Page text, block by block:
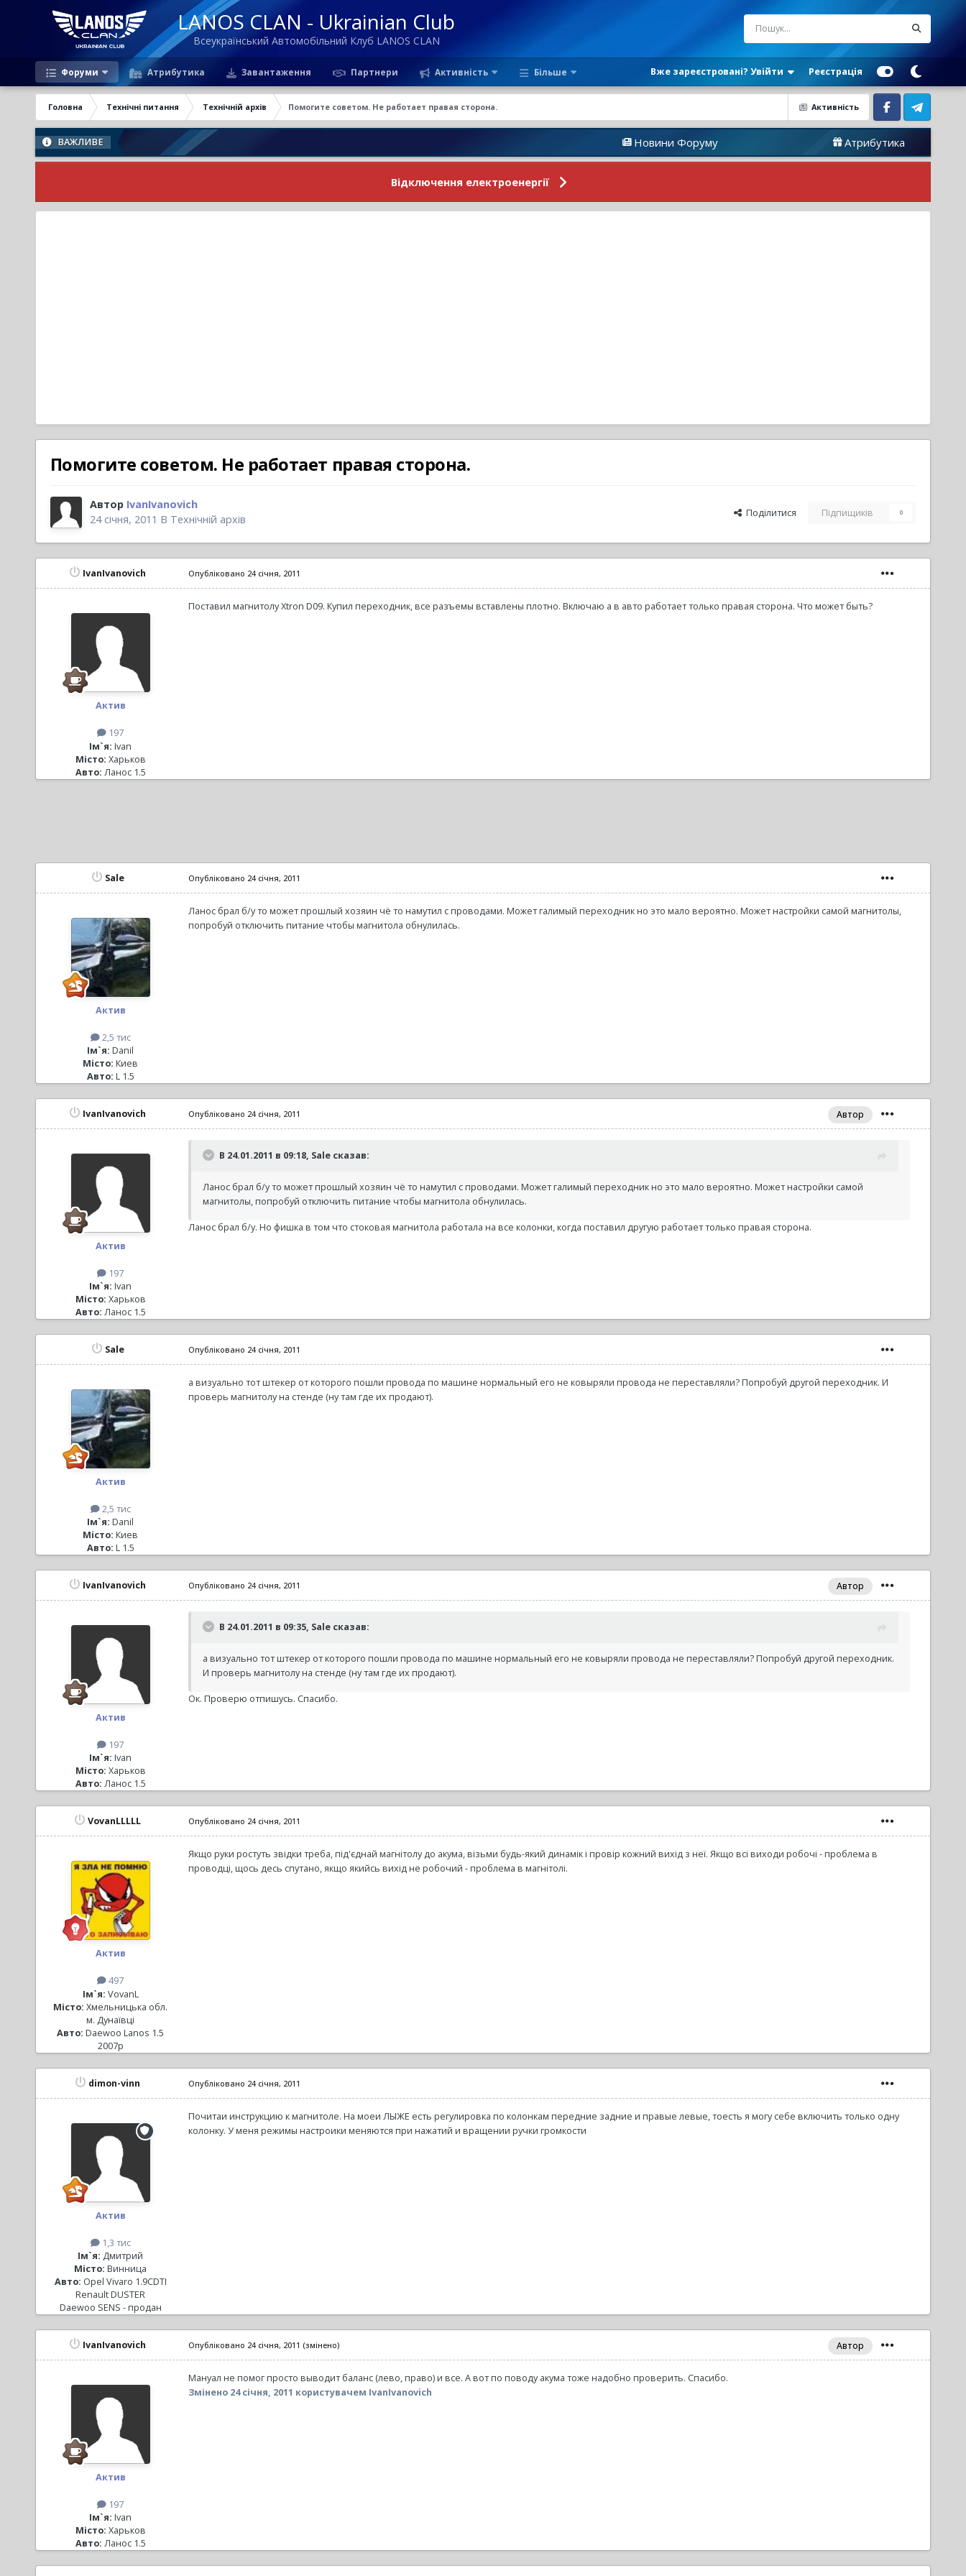
LANOS CLAN - Ukrainian Club
Всеукраїнський Автомобільний Клуб LANOS CLAN
Форуми Атрибутика Завантаження Партнери Активність Більше Вже зареєстровані? Увійти Реєстрація
Активність
Головна Технічні питання Технічній архів Помогите советом. Не работает правая сторона.
Facebook Telegram
ВАЖЛИВЕ Новини Форуму Атрибутика
Відключення електроенергії
Помогите советом. Не работает правая сторона.
Автор IvanIvanovich
24 січня, 2011 В Технічній архів Поділитися Підпищиків 0
IvanIvanovich
Актив
197
Ім`я: Ivan
Місто: Харьков
Авто: Ланос 1.5
Опубліковано 24 січня, 2011
Поставил магнитолу Xtron D09. Купил переходник, все разъемы вставлены плотно. Включаю а в авто работает только правая сторона. Что может быть?
Sale
Актив
2,5 тис
Ім`я: Danil
Місто: Киев
Авто: L 1.5
Опубліковано 24 січня, 2011
Ланос брал б/у то может прошлый хозяин чё то намутил с проводами. Может галимый переходник но это мало вероятно. Может настройки самой магнитолы,
попробуй отключить питание чтобы магнитола обнулилась.
IvanIvanovich
Актив
197
Ім`я: Ivan
Місто: Харьков
Авто: Ланос 1.5
Автор
Опубліковано 24 січня, 2011
В 24.01.2011 в 09:18, Sale сказав:
Ланос брал б/у то может прошлый хозяин чё то намутил с проводами. Может галимый переходник но это мало вероятно. Может настройки самой
магнитолы, попробуй отключить питание чтобы магнитола обнулилась.
Ланос брал б/у. Но фишка в том что стоковая магнитола работала на все колонки, когда поставил другую работает только правая сторона.
Sale
Актив
2,5 тис
Ім`я: Danil
Місто: Киев
Авто: L 1.5
Опубліковано 24 січня, 2011
а визуально тот штекер от которого пошли провода по машине нормальный его не ковыряли провода не переставляли? Попробуй другой переходник. И
проверь магнитолу на стенде (ну там где их продают).
IvanIvanovich
Актив
197
Ім`я: Ivan
Місто: Харьков
Авто: Ланос 1.5
Автор
Опубліковано 24 січня, 2011
В 24.01.2011 в 09:35, Sale сказав:
а визуально тот штекер от которого пошли провода по машине нормальный его не ковыряли провода не переставляли? Попробуй другой переходник.
И проверь магнитолу на стенде (ну там где их продают).
Ок. Проверю отпишусь. Спасибо.
VovanLLLLL
Актив
497
Ім`я: VovanL
Місто: Хмельницька обл.
м. Дунаївці
Авто: Daewoo Lanos 1.5
2007р
Опубліковано 24 січня, 2011
Якщо руки ростуть звідки треба, під'єднай магнітолу до акума, візьми будь-який динамік і провір кожний вихід з неї. Якщо всі виходи робочі - проблема в
проводці, щось десь спутано, якщо якийсь вихід не робочий - проблема в магнітолі.
dimon-vinn
Актив
1,3 тис
Ім`я: Дмитрий
Місто: Винница
Авто: Opel Vivaro 1.9CDTI
Renault DUSTER
Daewoo SENS - продан
Опубліковано 24 січня, 2011
Почитаи инструкцию к магнитоле. На моеи ЛЫЖЕ есть регулировка по колонкам передние задние и правые левые, тоесть я могу себе включить только одну
колонку. У меня режимы настроики меняются при нажатий и вращении ручки громкости
IvanIvanovich
Актив
197
Ім`я: Ivan
Місто: Харьков
Авто: Ланос 1.5
Автор
Опубліковано 24 січня, 2011 (змінено)
Мануал не помог просто выводит баланс (лево, право) и все. А вот по поводу акума тоже надобно проверить. Спасибо.
Змінено 24 січня, 2011 користувачем IvanIvanovich